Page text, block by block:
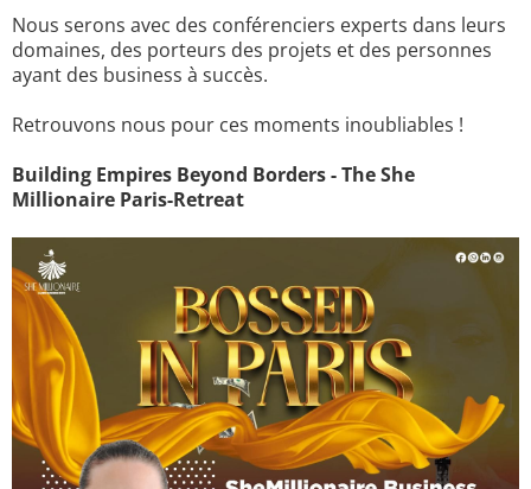
Nous serons avec des conférenciers experts dans leurs
domaines, des porteurs des projets et des personnes
ayant des business à succès.
Retrouvons nous pour ces moments inoubliables !
Building Empires Beyond Borders - The She
Millionaire Paris-Retreat